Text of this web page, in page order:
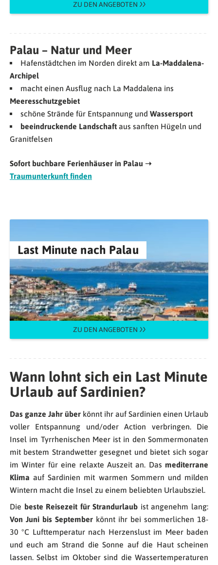
ZU DEN ANGEBOTEN
Palau – Natur und Meer
Hafenstädtchen im Norden direkt am La-Maddalena-
Archipel
macht einen Ausflug nach La Maddalena ins
Meeresschutzgebiet
schöne Strände für Entspannung und Wassersport
beeindruckende Landschaft aus sanften Hügeln und
Granitfelsen
Sofort buchbare Ferienhäuser in Palau ➝
Traumunterkunft finden
Last Minute nach Palau
ZU DEN ANGEBOTEN
Wann lohnt sich ein Last Minute
Urlaub auf Sardinien?
Das ganze Jahr über könnt ihr auf Sardinien einen Urlaub
voller Entspannung und/oder Action verbringen. Die
Insel im Tyrrhenischen Meer ist in den Sommermonaten
mit bestem Strandwetter gesegnet und bietet sich sogar
im Winter für eine relaxte Auszeit an. Das mediterrane
Klima auf Sardinien mit warmen Sommern und milden
Wintern macht die Insel zu einem beliebten Urlaubsziel.
Die beste Reisezeit für Strandurlaub ist angenehm lang:
Von Juni bis September könnt ihr bei sommerlichen 18-
30 °C Lufttemperatur nach Herzenslust im Meer baden
und euch am Strand die Sonne auf die Haut scheinen
lassen. Selbst im Oktober sind die Wassertemperaturen